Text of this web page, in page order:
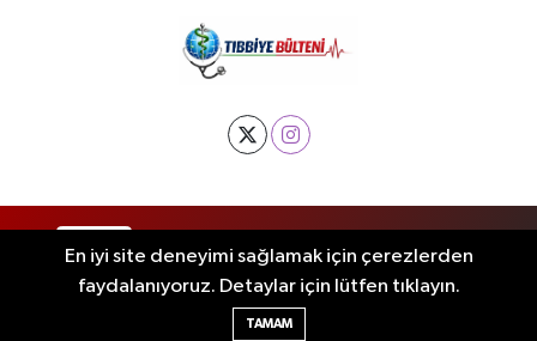
RSS Copyright © 2025. Her hakkı saklıdır.
Haber Yazılımı:
En iyi site deneyimi sağlamak için çerezlerden
faydalanıyoruz. Detaylar için lütfen tıklayın.
TAMAM